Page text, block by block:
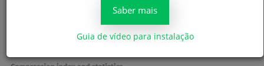
Índice de compactação e estatísticas
Saber mais
Guia de vídeo para instalação